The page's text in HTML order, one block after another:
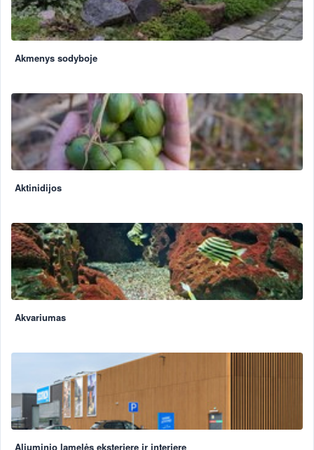
Akmenys sodyboje
Aktinidijos
Akvariumas
Aliuminio lamelės eksterjere ir interjere